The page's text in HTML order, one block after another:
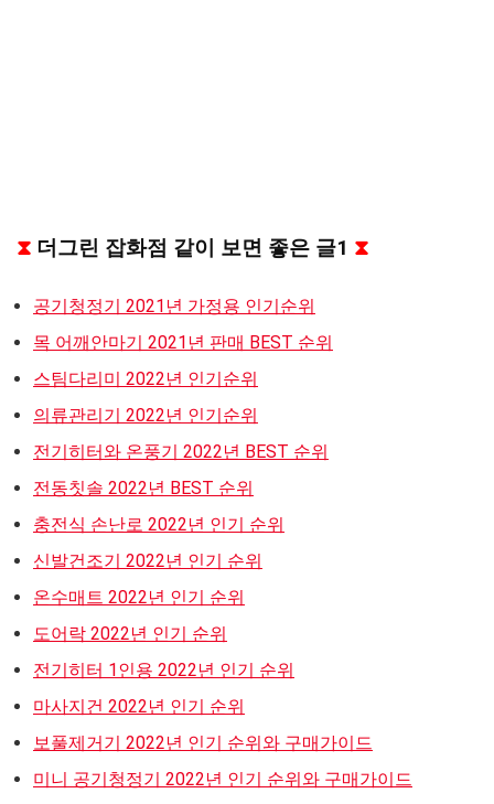
⧗ 더그린 잡화점 같이 보면 좋은 글1 ⧗
공기청정기 2021년 가정용 인기순위
목 어깨안마기 2021년 판매 BEST 순위
스팀다리미 2022년 인기순위
의류관리기 2022년 인기순위
전기히터와 온풍기 2022년 BEST 순위
전동칫솔 2022년 BEST 순위
충전식 손난로 2022년 인기 순위
신발건조기 2022년 인기 순위
온수매트 2022년 인기 순위
도어락 2022년 인기 순위
전기히터 1인용 2022년 인기 순위
마사지건 2022년 인기 순위
보풀제거기 2022년 인기 순위와 구매가이드
미니 공기청정기 2022년 인기 순위와 구매가이드